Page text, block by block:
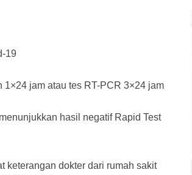
19
jam atau tes RT-PCR 3×24 jam
hasil negatif Rapid Test
keterangan dokter dari rumah sakit